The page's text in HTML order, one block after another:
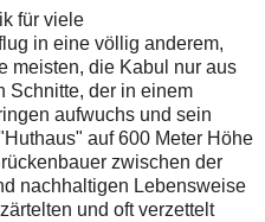
für viele
in eine völlig anderem,
meisten, die Kabul nur aus
Schnitte, der in einem
aufwuchs und sein
auf 600 Meter Höhe
zwischen der
nachhaltigen Lebensweise
und oft verzettelt